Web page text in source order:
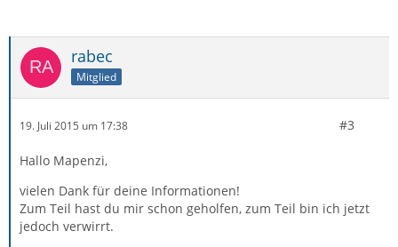
rabec
Mitglied
19. Juli 2015 um 17:38 #3
Hallo Mapenzi,
vielen Dank für deine Informationen!
Zum Teil hast du mir schon geholfen, zum Teil bin ich jetzt
jedoch verwirrt.